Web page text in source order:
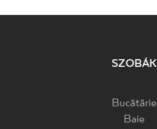
SZOBÁK
Bucătărie
Baie